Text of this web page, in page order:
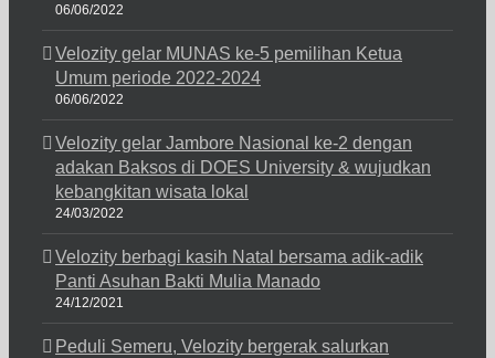
06/06/2022
Velozity gelar MUNAS ke-5 pemilihan Ketua
Umum periode 2022-2024
06/06/2022
Velozity gelar Jambore Nasional ke-2 dengan
adakan Baksos di DOES University & wujudkan
kebangkitan wisata lokal
24/03/2022
Velozity berbagi kasih Natal bersama adik-adik
Panti Asuhan Bakti Mulia Manado
24/12/2021
Peduli Semeru, Velozity bergerak salurkan